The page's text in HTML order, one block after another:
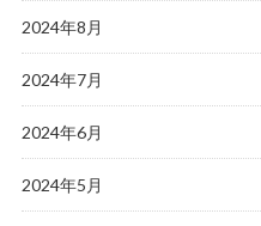
2024年8月
2024年7月
2024年6月
2024年5月